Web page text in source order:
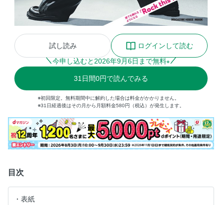
試し読み
ログインして読む
今申し込むと 2026年9月6日まで無料※
31 日間0円で読んでみる
※初回限定。無料期間中に解約した場合は料金がかかりません。
※31日経過後はその月から月額料金580円（税込）が発生します。
目次
表紙